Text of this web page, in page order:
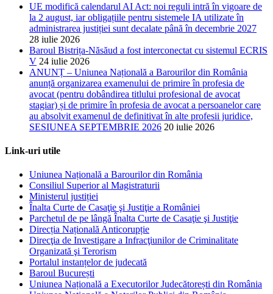
UE modifică calendarul AI Act: noi reguli intră în vigoare de
la 2 august, iar obligațiile pentru sistemele IA utilizate în
administrarea justiției sunt decalate până în decembrie 2027
28 iulie 2026
Baroul Bistrița-Năsăud a fost interconectat cu sistemul ECRIS
V 24 iulie 2026
ANUNȚ – Uniunea Națională a Barourilor din România
anunță organizarea examenului de primire în profesia de
avocat (pentru dobândirea titlului profesional de avocat
stagiar) și de primire în profesia de avocat a persoanelor care
au absolvit examenul de definitivat în alte profesii juridice,
SESIUNEA SEPTEMBRIE 2026 20 iulie 2026
Link-uri utile
Uniunea Națională a Barourilor din România
Consiliul Superior al Magistraturii
Ministerul justiției
Înalta Curte de Casaţie şi Justiţie a României
Parchetul de pe lângă Înalta Curte de Casaţie şi Justiţie
Direcția Națională Anticorupție
Direcţia de Investigare a Infracţiunilor de Criminalitate
Organizată şi Terorism
Portalul instanțelor de judecată
Baroul București
Uniunea Națională a Executorilor Judecătorești din România